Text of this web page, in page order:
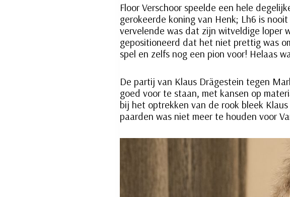
Floor Verschoor speelde een hele
gerokeerde koning van Henk; Lh6 is
vervelende was dat zijn witveldige loper
gepositioneerd dat het niet prettig was
spel en zelfs nog een pion voor! Helaas
De partij van Klaus Drägestein tegen
goed voor te staan, met kansen op
bij het optrekken van de rook bleek
paarden was niet meer te houden voor